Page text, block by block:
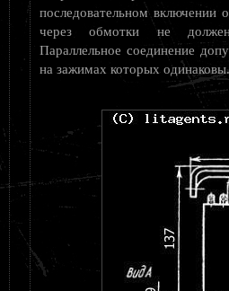
последовательном
через обмотки не
Параллельное соединение
на зажимах которых одинаковы.